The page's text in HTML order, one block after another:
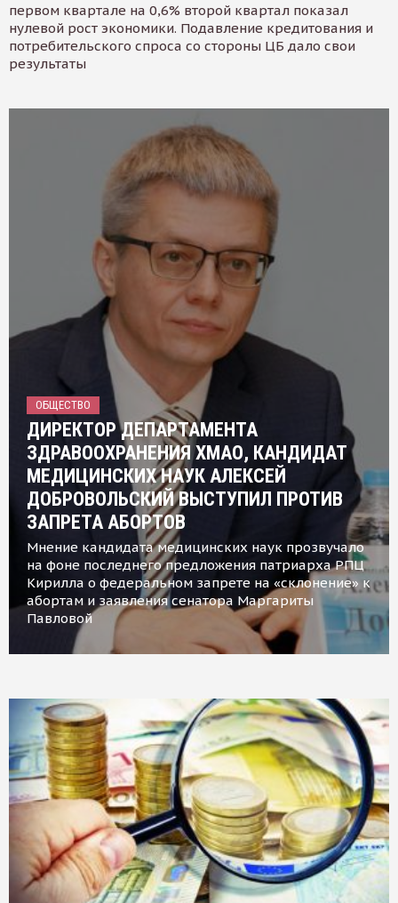
первом квартале на 0,6% второй квартал показал
нулевой рост экономики. Подавление кредитования и
потребительского спроса со стороны ЦБ дало свои
результаты
ОБЩЕСТВО
ДИРЕКТОР ДЕПАРТАМЕНТА
ЗДРАВООХРАНЕНИЯ ХМАО, КАНДИДАТ
МЕДИЦИНСКИХ НАУК АЛЕКСЕЙ
ДОБРОВОЛЬСКИЙ ВЫСТУПИЛ ПРОТИВ
ЗАПРЕТА АБОРТОВ
Мнение кандидата медицинских наук прозвучало
на фоне последнего предложения патриарха РПЦ
Кирилла о федеральном запрете на «склонение» к
абортам и заявления сенатора Маргариты
Павловой